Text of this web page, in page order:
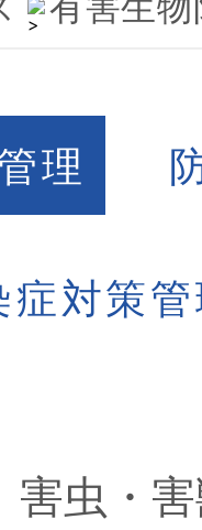
理
症対策
害虫・